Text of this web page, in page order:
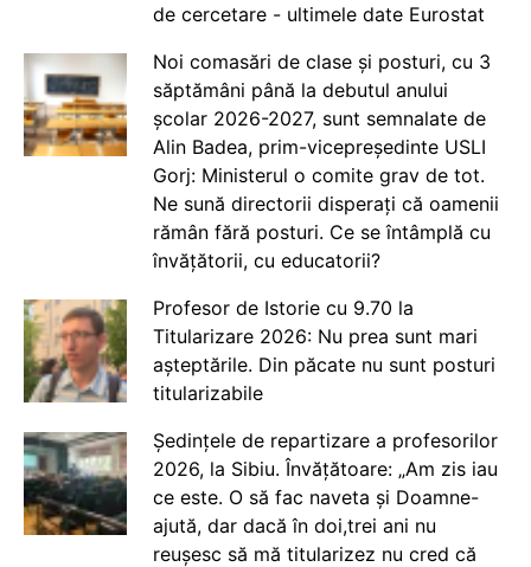
de cercetare - ultimele date Eurostat
Noi comasări de clase și posturi, cu 3
săptămâni până la debutul anului
școlar 2026-2027, sunt semnalate de
Alin Badea, prim-vicepreședinte USLI
Gorj: Ministerul o comite grav de tot.
Ne sună directorii disperați că oamenii
rămân fără posturi. Ce se întâmplă cu
învățătorii, cu educatorii?
Profesor de Istorie cu 9.70 la
Titularizare 2026: Nu prea sunt mari
așteptările. Din păcate nu sunt posturi
titularizabile
Ședințele de repartizare a profesorilor
2026, la Sibiu. Învățătoare: „Am zis iau
ce este. O să fac naveta și Doamne-
ajută, dar dacă în doi,trei ani nu
reușesc să mă titularizez nu cred că